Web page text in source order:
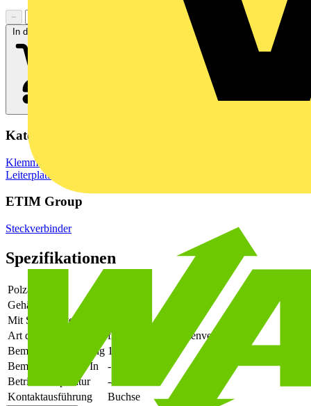
−
In den Warenkorb
Kategorien
Klemmen, Steckverbinder & Verbindungselemente
Leiterplattensteckverbinder
ETIM Group
Steckverbinder
Spezifikationen
Polzahl
Gehäusefarbe
Mit Schutzleiter
Art der Verbindung
flexibler Leiterplattenverbinder
Bemessungsspannung 160
Bemessungsstrom In
-
Betriebstemperatur
-40 - 105
Kontaktausführung
Buchse